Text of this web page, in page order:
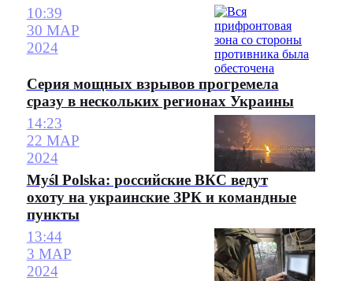
10:39
30 МАР
2024
Серия мощных взрывов прогремела
сразу в нескольких регионах Украины
14:23
22 МАР
2024
Myśl Polska: российские ВКС ведут
охоту на украинские ЗРК и командные
пункты
13:44
3 МАР
2024